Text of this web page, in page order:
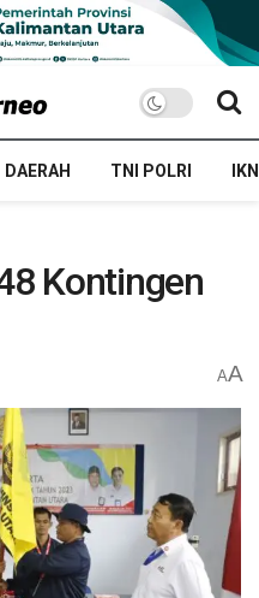
DAERAH TNI POLRI IKN
Kontingen
AA